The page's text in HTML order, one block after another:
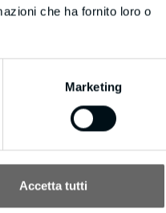
che ha fornito loro o
Marketing
Accetta tutti
BM in data 16/10/2020 si è certificata FSC
gestione forestale responsabile in tutto il